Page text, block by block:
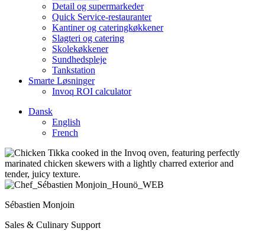
Detail og supermarkeder
Quick Service-restauranter
Kantiner og cateringkøkkener
Slagteri og catering
Skolekøkkener
Sundhedspleje
Tankstation
Smarte Løsninger
Invoq ROI calculator
Dansk
English
French
Sébastien Monjoin
Sales & Culinary Support